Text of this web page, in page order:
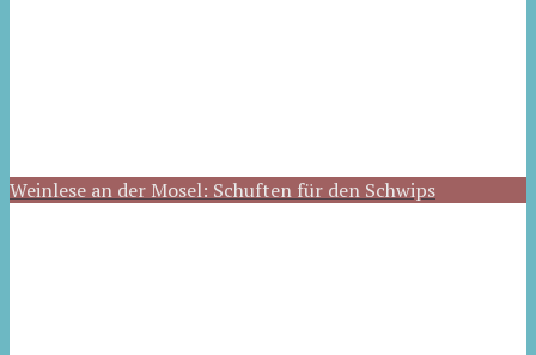
Weinlese an der Mosel: Schuften für den Schwips